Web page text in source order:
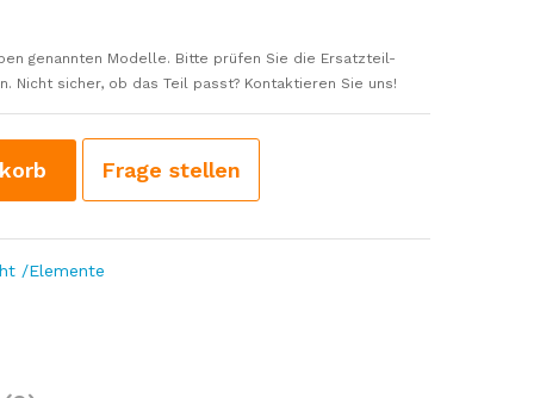
genannten Modelle. Bitte prüfen Sie die Ersatzteil-
Nicht sicher, ob das Teil passt? Kontaktieren Sie uns!
Frage stellen
/Elemente